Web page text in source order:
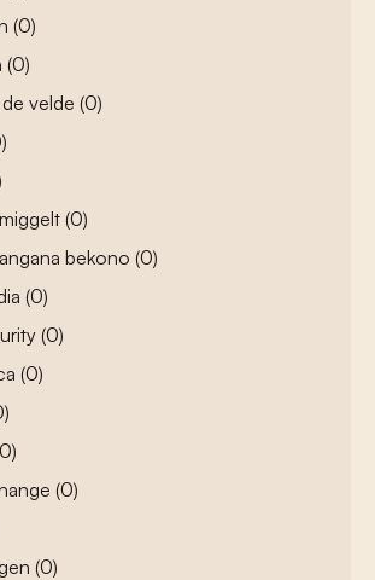
(0)
(0)
velde (0)
(0)
bekono (0)
(0)
(0)
(0)
(0)
(0)